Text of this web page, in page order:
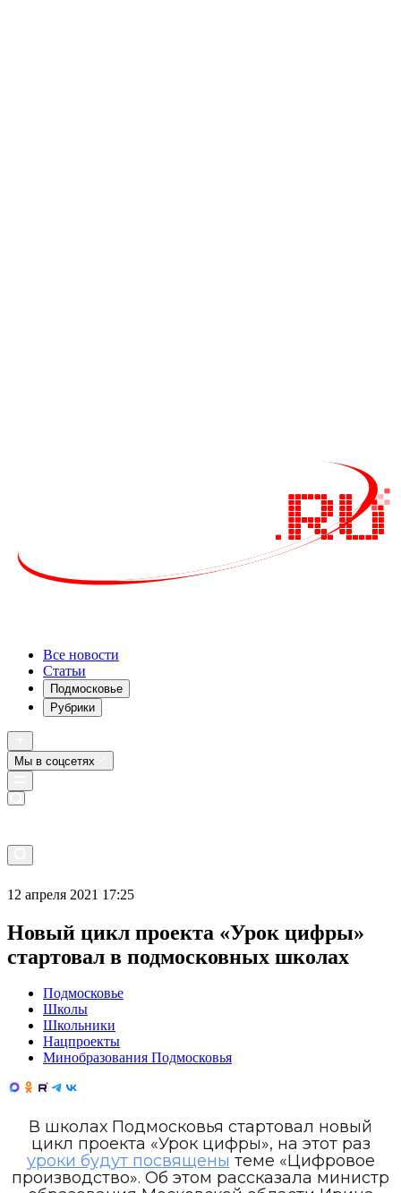
Все новости
Статьи
Подмосковье
Рубрики
Мы в соцсетях
12 апреля 2021 17:25
Новый цикл проекта «Урок цифры»
стартовал в подмосковных школах
Подмосковье
Школы
Школьники
Нацпроекты
Минобразования Подмосковья
В школах Подмосковья стартовал новый
цикл проекта «Урок цифры», на этот раз
уроки будут посвящены теме «Цифровое
производство». Об этом рассказала министр